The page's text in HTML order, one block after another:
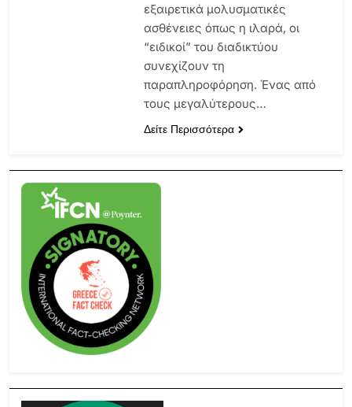
εξαιρετικά μολυσματικές
ασθένειες όπως η ιλαρά, οι
“ειδικοί” του διαδικτύου
συνεχίζουν τη
παραπληροφόρηση. Ένας από
τους μεγαλύτερους…
Δείτε Περισσότερα